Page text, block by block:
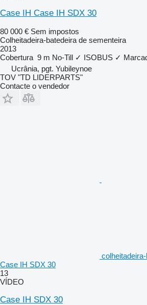
Case IH Case IH SDX 30
80 000 € Sem impostos
Colheitadeira-batedeira de sementeira
2013
Cobertura 9 m No-Till ✓ ISOBUS ✓
Ucrânia, pgt. Yubileynoe
TOV "TD LIDERPARTS"
Contacte o vendedor
Case IH SDX 30
13
VÍDEO
Case IH SDX 30